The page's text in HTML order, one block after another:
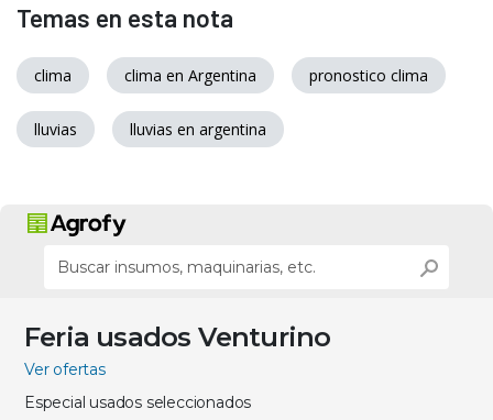
Temas en esta nota
clima clima en Argentina pronostico clima
lluvias lluvias en argentina
Feria usados Venturino
Ver ofertas
Especial usados seleccionados